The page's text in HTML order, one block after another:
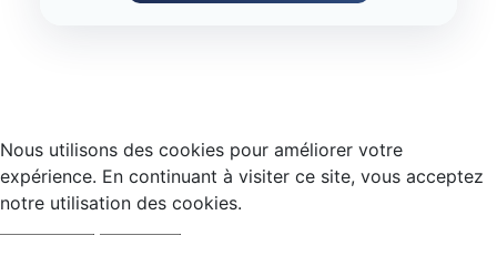
Nous utilisons des cookies pour améliorer votre
expérience. En continuant à visiter ce site, vous acceptez
notre utilisation des cookies.